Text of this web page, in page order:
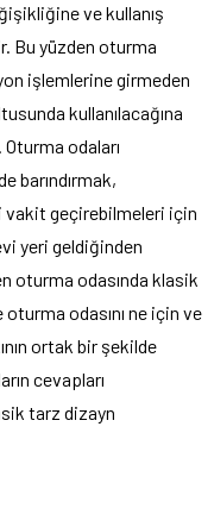
ve kullanış
Bu yüzden oturma
işlemlerine girmeden
kullanılacağına
odaları
barındırmak,
vakit geçirebilmeleri için
yeri geldiğinden
oturma odasında klasik
odasını ne için ve
ortak bir şekilde
cevapları
tarz dizayn